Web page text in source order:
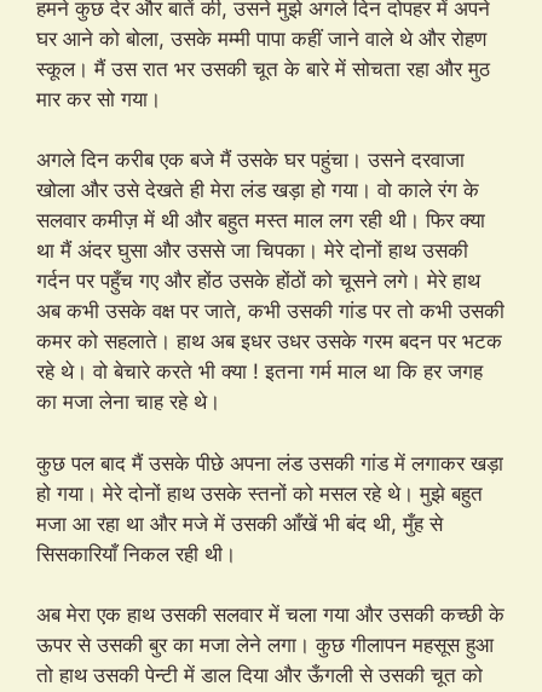
हमने कुछ देर और बातें की, उसने मुझे अगले दिन दोपहर में अपने
घर आने को बोला, उसके मम्मी पापा कहीं जाने वाले थे और रोहण
स्कूल। मैं उस रात भर उसकी चूत के बारे में सोचता रहा और मुठ
मार कर सो गया।
अगले दिन करीब एक बजे मैं उसके घर पहुंचा। उसने दरवाजा
खोला और उसे देखते ही मेरा लंड खड़ा हो गया। वो काले रंग के
सलवार कमीज़ में थी और बहुत मस्त माल लग रही थी। फिर क्या
था मैं अंदर घुसा और उससे जा चिपका। मेरे दोनों हाथ उसकी
गर्दन पर पहुँच गए और होंठ उसके होंठों को चूसने लगे। मेरे हाथ
अब कभी उसके वक्ष पर जाते, कभी उसकी गांड पर तो कभी उसकी
कमर को सहलाते। हाथ अब इधर उधर उसके गरम बदन पर भटक
रहे थे। वो बेचारे करते भी क्या ! इतना गर्म माल था कि हर जगह
का मजा लेना चाह रहे थे।
कुछ पल बाद मैं उसके पीछे अपना लंड उसकी गांड में लगाकर खड़ा
हो गया। मेरे दोनों हाथ उसके स्तनों को मसल रहे थे। मुझे बहुत
मजा आ रहा था और मजे में उसकी आँखें भी बंद थी, मुँह से
सिसकारियाँ निकल रही थी।
अब मेरा एक हाथ उसकी सलवार में चला गया और उसकी कच्छी के
ऊपर से उसकी बुर का मजा लेने लगा। कुछ गीलापन महसूस हुआ
तो हाथ उसकी पेन्टी में डाल दिया और ऊँगली से उसकी चूत को